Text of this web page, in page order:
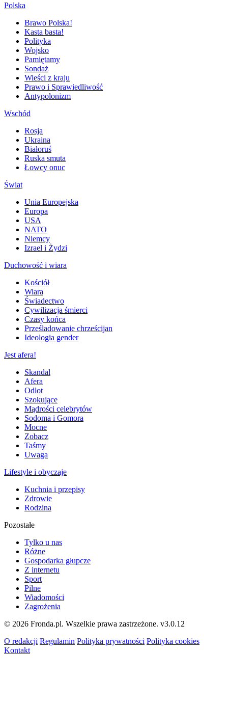
Polska
Brawo Polska!
Kasta basta!
Polityka
Wojsko
Pamiętamy
Sondaż
Wieści z kraju
Prawo i Sprawiedliwość
Antypolonizm
Wschód
Rosja
Ukraina
Białoruś
Ruska smuta
Łowcy onuc
Świat
Unia Europejska
Europa
USA
NATO
Niemcy
Izrael i Żydzi
Duchowość i wiara
Kościół
Wiara
Świadectwo
Cywilizacja śmierci
Czasy końca
Prześladowanie chrześcijan
Ideologia gender
Jest afera!
Skandal
Afera
Odlot
Szokujące
Mądrości celebrytów
Sodoma i Gomora
Mocne
Zobacz
Taśmy
Uwaga
Lifestyle i obyczaje
Kuchnia i przepisy
Zdrowie
Rodzina
Pozostałe
Tylko u nas
Różne
Gospodarka głupcze
Z internetu
Sport
Pilne
Wiadomości
Zagrożenia
© 2026 Fronda.pl. Wszelkie prawa zastrzeżone. v3.0.12
O redakcji Regulamin Polityka prywatności Polityka cookies
Kontakt